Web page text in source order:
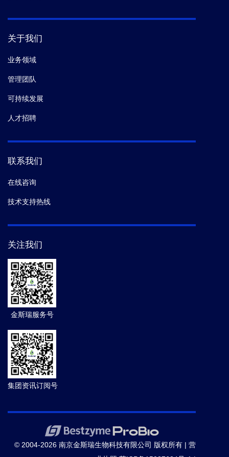
关于我们
业务领域
管理团队
可持续发展
人才招聘
联系我们
在线咨询
技术支持热线
关注我们
金斯瑞服务号
集团资讯订阅号
© 2004-2026 南京金斯瑞生物科技有限公司 版权所有 | 营